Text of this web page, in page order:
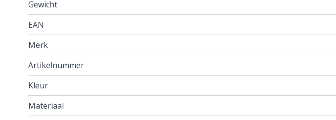
Gewicht
EAN
Merk
Artikelnummer
Kleur
Materiaal